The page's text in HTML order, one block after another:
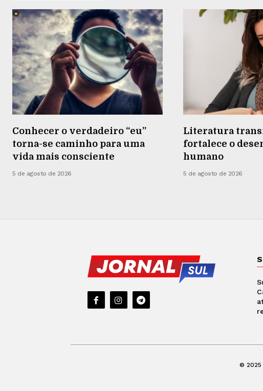
Conhecer o verdadeiro “eu”
torna-se caminho para uma
vida mais consciente
5 de agosto de 2026
Literatura
fortalece o
humano
5 de agosto de 2026
© 2025